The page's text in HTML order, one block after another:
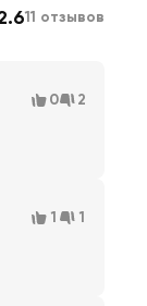
11 отзывов
0 2
1 1